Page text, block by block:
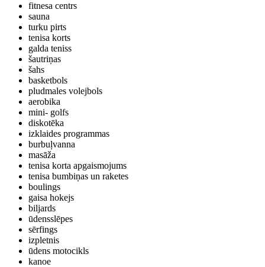
fitnesa centrs
sauna
turku pirts
tenisa korts
galda teniss
šautriņas
šahs
basketbols
pludmales volejbols
aerobika
mini- golfs
diskotēka
izklaides programmas
burbuļvanna
masāža
tenisa korta apgaismojums
tenisa bumbiņas un raketes
boulings
gaisa hokejs
biljards
ūdensslēpes
sērfings
izpletnis
ūdens motocikls
kanoe